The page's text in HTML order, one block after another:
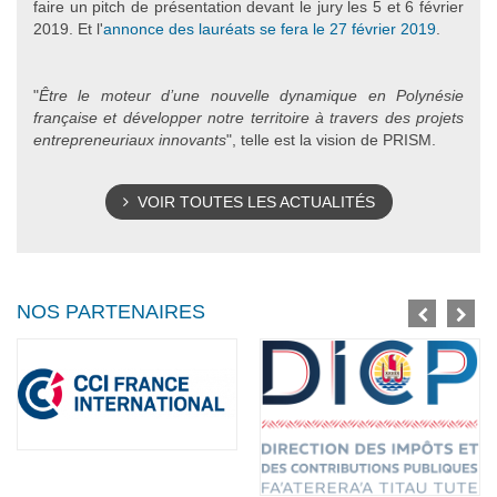
faire un pitch de présentation devant le jury les 5 et 6 février
2019. Et l'annonce des lauréats se fera le 27 février 2019
"Être le moteur d’une nouvelle dynamique en Polynésie
française et développer notre territoire à travers des projets
entrepreneuriaux innovants", telle est la vision de PRISM.
VOIR TOUTES LES ACTUALITÉS
NOS PARTENAIRES